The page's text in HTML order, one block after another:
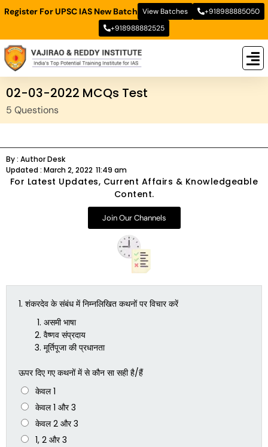
Register For UPSC IAS New Batch View Batches
+918988885050
+918988882525
02-03-2022 MCQs Test
5 Questions
By : Author Desk
Updated : March 2, 2022 11:49 am
For Latest Updates, Current Affairs & Knowledgeable
Content.
Join Our Channels
1. शंकरदेव के संबंध में निम्नलिखित कथनों पर विचार करें
असमी भाषा
वैष्णव संप्रदाय
मूर्तिपूजा की प्रधानता
ऊपर दिए गए कथनों में से कौन सा सही है/हैं
केवल 1
केवल 1 और 3
केवल 2 और 3
1, 2 और 3